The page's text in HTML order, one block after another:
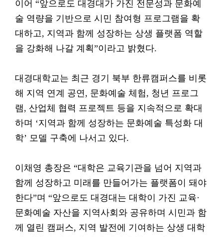
이어 “앞으로도 대경대가 가진 전문성과 문화예
술 역량을 기반으로 시민 참여형 프로그램을 확
대하고, 지역과 함께 성장하는 상생 플랫폼 역할
을 강화해 나갈 계획”이라고 밝혔다.
대경대학교는 최근 경기 북부 한류캠퍼스를 비롯
해 지역 연계 공연, 문화예술 체험, 청년 프로그
램, 산업체 협력 프로젝트 등을 지속적으로 확대
하며 ‘지역과 함께 성장하는 문화예술 특성화 대
학’ 모델 구축에 나서고 있다.
이채영 총장은 “대학은 교육기관을 넘어 지역과
함께 성장하고 미래를 만들어가는 플랫폼이 돼야
한다”며 “앞으로도 대경대는 대학이 가진 교육·
문화예술 자산을 지역사회와 공유하며 시민과 함
께 열린 캠퍼스, 지역 발전에 기여하는 상생 대학